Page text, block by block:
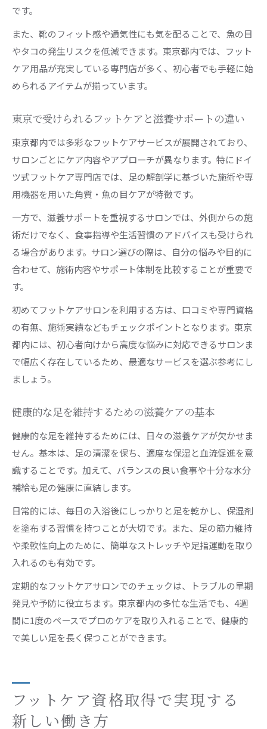
です。
また、靴のフィット感や通気性にも気を配ることで、魚の目
やタコの発生リスクを低減できます。東京都内では、フット
ケア用品が充実している専門店が多く、初心者でも手軽に始
められるアイテムが揃っています。
東京で受けられるフットケアと滋養サポートの違い
東京都内では多彩なフットケアサービスが展開されており、
サロンごとにケア内容やアプローチが異なります。特にドイ
ツ式フットケア専門店では、足の解剖学に基づいた施術や専
用機器を用いた角質・魚の目ケアが特徴です。
一方で、滋養サポートを重視するサロンでは、外側からの施
術だけでなく、食事指導や生活習慣のアドバイスも受けられ
る場合があります。サロン選びの際は、自分の悩みや目的に
合わせて、施術内容やサポート体制を比較することが重要で
す。
初めてフットケアサロンを利用する方は、口コミや専門資格
の有無、施術実績などもチェックポイントとなります。東京
都内には、初心者向けから高度な悩みに対応できるサロンま
で幅広く存在しているため、最適なサービスを選ぶ参考にし
ましょう。
健康的な足を維持するための滋養ケアの基本
健康的な足を維持するためには、日々の滋養ケアが欠かせま
せん。基本は、足の清潔を保ち、適度な保湿と血流促進を意
識することです。加えて、バランスの良い食事や十分な水分
補給も足の健康に直結します。
日常的には、毎日の入浴後にしっかりと足を乾かし、保湿剤
を塗布する習慣を持つことが大切です。また、足の筋力維持
や柔軟性向上のために、簡単なストレッチや足指運動を取り
入れるのも有効です。
定期的なフットケアサロンでのチェックは、トラブルの早期
発見や予防に役立ちます。東京都内の多忙な生活でも、4週
間に1度のペースでプロのケアを取り入れることで、健康的
で美しい足を長く保つことができます。
フットケア資格取得で実現する
新しい働き方